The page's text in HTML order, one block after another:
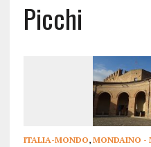
Picchi
ITALIA-MONDO, MONDAINO -